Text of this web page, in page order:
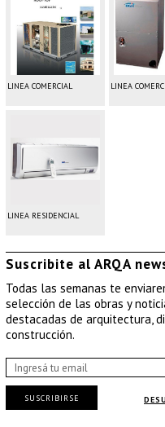
LINEA COMERCIAL LINEA
LINEA RESIDENCIAL
Suscribite al ARQA
Todas las semanas te
selección de las obras y
destacadas de arquitectura,
construcción.
SUSCRIBIRSE